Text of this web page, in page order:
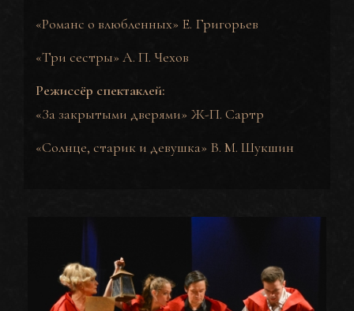
«Романс о влюбленных» Е. Григорьев
«Три сестры» А. П. Чехов
Режиссёр спектаклей:
«За закрытыми дверями» Ж-П. Сартр
«Солнце, старик и девушка» В. М. Шукшин